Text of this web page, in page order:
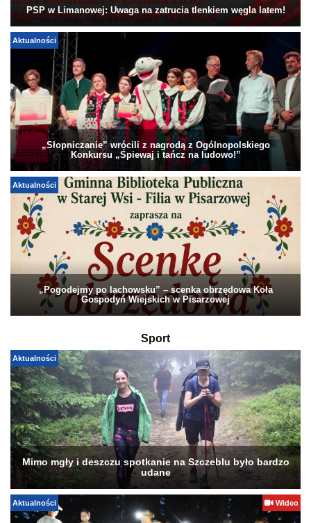
PSP w Limanowej: Uwaga na zatrucia tlenkiem węgla latem!
Aktualności
„Słopniczanie” wrócili z nagrodą z Ogólnopolskiego
Konkursu „Śpiewaj i tańcz na ludowo!”
Aktualności
„Pogodejmy po lachowsku” – scenka obrzędowa Koła
Gospodyń Wiejskich w Pisarzowej
Sport
Aktualności
Mimo mgły i deszczu spotkanie na Szczeblu było bardzo
udane
Aktualności Wideo